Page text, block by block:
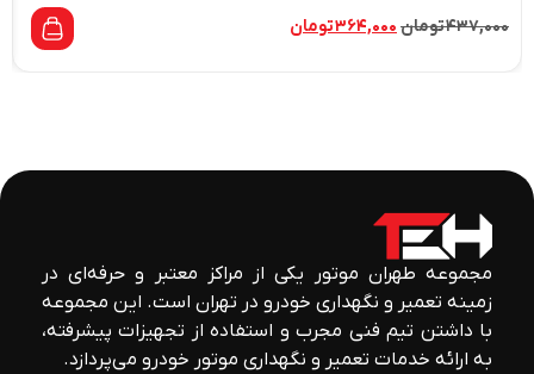
۴۳۷,۰۰۰تومان۳۶۴,۰۰۰تومان
مجموعه طهران موتور یکی از مراکز معتبر و حرفه‌ای در
زمینه تعمیر و نگهداری خودرو در تهران است. این مجموعه
با داشتن تیم فنی مجرب و استفاده از تجهیزات پیشرفته،
به ارائه خدمات تعمیر و نگهداری موتور خودرو می‌پردازد.